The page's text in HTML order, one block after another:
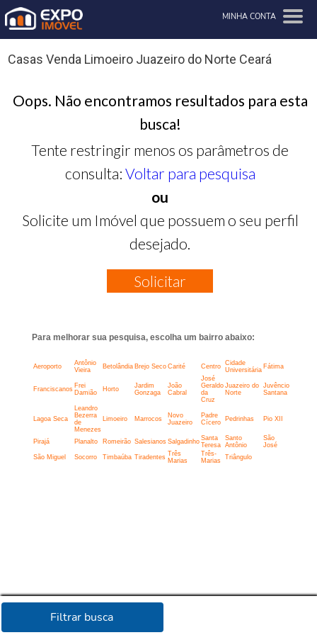
MINHA CONTA
Filtrar busca
Casas Venda Limoeiro Juazeiro do Norte Ceará
Oops. Não encontramos resultados para esta
busca!
Tente restringir menos os parâmetros de
consulta: Voltar para pesquisa
ou
Solicite um Imóvel que possuem o seu perfil
desejado.
Solicitar
Para melhorar sua pesquisa, escolha um bairro abaixo:
Aeroporto
Antônio
Vieira
Betolândia Brejo Seco Carité Centro
Cidade
Universitária Fátima
Franciscanos Frei
Damião
Horto
Jardim
Gonzaga
João
Cabral
José
Geraldo
da
Cruz
Juazeiro do
Norte
Juvêncio
Santana
Lagoa Seca
Leandro
Bezerra
de
Menezes
Limoeiro Marrocos
Novo
Juazeiro
Padre
Cícero
Pedrinhas Pio XII
Pirajá Planalto Romeirão Salesianos Salgadinho Santa
Teresa
Santo
Antônio
São
José
São Miguel
Socorro Timbaúba Tiradentes Três
Marias
Três-
Marias
Triângulo